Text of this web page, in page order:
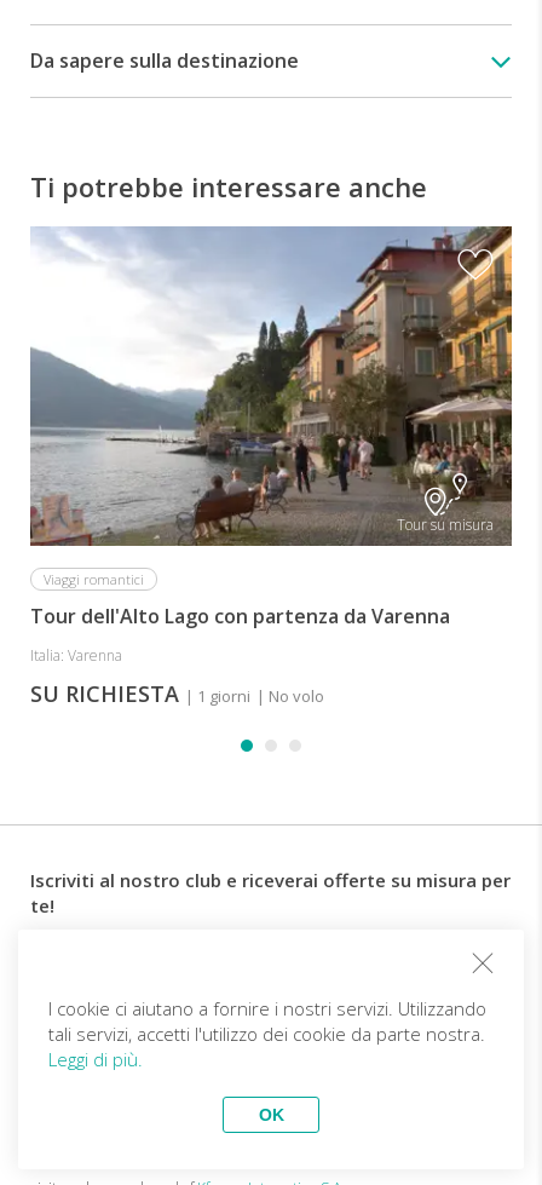
Da sapere sulla destinazione
Ti potrebbe interessare anche
Tour su misura
Viaggi romantici
Tour dell'Alto Lago con partenza da Varenna
Italia: Varenna
SU RICHIESTA | 1 giorni | No volo
Iscriviti al nostro club e riceverai offerte su misura per
te!
Follow us
Diventa partner
Viaggi Top
I cookie ci aiutano a fornire i nostri servizi. Utilizzando
tali servizi, accetti l'utilizzo dei cookie da parte nostra.
Leggi di più.
OK